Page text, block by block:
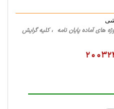
بایت ، پروژه های آماده پایان نامه ، کلیه گرایش